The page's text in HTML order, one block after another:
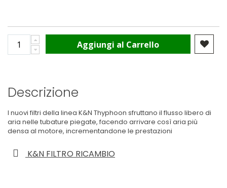
Aggiungi al Carrello
Descrizione
I nuovi filtri della linea K&N Thyphoon sfruttano il flusso libero di
aria nelle tubature piegate, facendo arrivare così aria più
densa al motore, incrementandone le prestazioni
K&N FILTRO RICAMBIO